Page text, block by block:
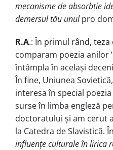
mecanisme de absorbție
demersul tău unulpro
R.A.: În primul rând, teza
comparam poezia anilor
întâmpla în același
În fine, Uniunea
interesa în special
surse în limba engleză
doctoratului și am cerut
la Catedra de Slavistică.
influențe culturale în lirica